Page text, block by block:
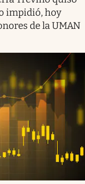
impidió, hoy
de la UMAN